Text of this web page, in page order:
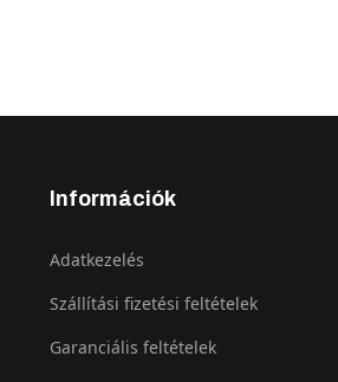
Információk
Adatkezelés
Szállítási fizetési feltételek
Garanciális feltételek